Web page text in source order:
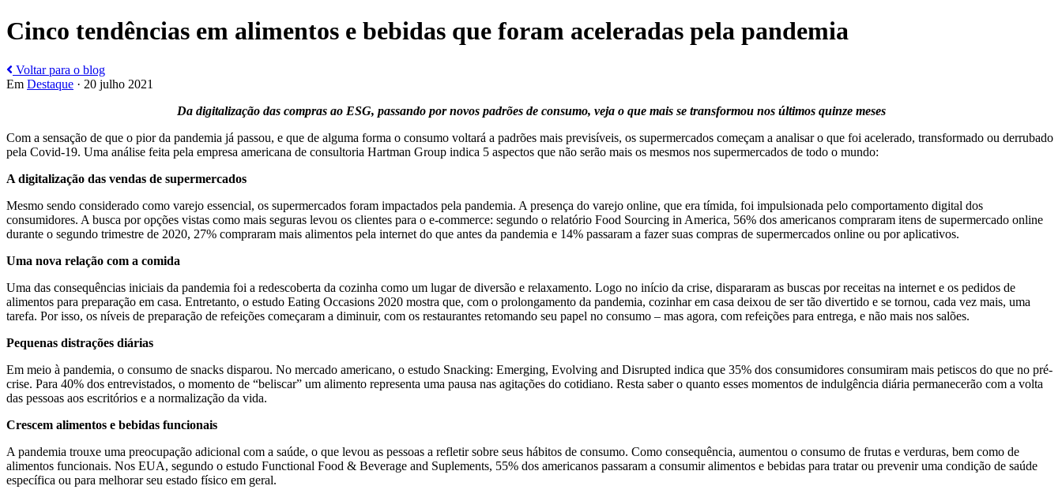
Cinco tendências em alimentos e bebidas que foram aceleradas pela pandemia
Voltar para o blog
Em Destaque · 20 julho 2021
Da digitalização das compras ao ESG, passando por novos padrões de consumo, veja o que mais se transformou nos últimos quinze meses
Com a sensação de que o pior da pandemia já passou, e que de alguma forma o consumo voltará a padrões mais previsíveis, os supermercados começam a analisar o que foi acelerado, transformado ou derrubado
pela Covid-19. Uma análise feita pela empresa americana de consultoria Hartman Group indica 5 aspectos que não serão mais os mesmos nos supermercados de todo o mundo:
A digitalização das vendas de supermercados
Mesmo sendo considerado como varejo essencial, os supermercados foram impactados pela pandemia. A presença do varejo online, que era tímida, foi impulsionada pelo comportamento digital dos
consumidores. A busca por opções vistas como mais seguras levou os clientes para o e-commerce: segundo o relatório Food Sourcing in America, 56% dos americanos compraram itens de supermercado online
durante o segundo trimestre de 2020, 27% compraram mais alimentos pela internet do que antes da pandemia e 14% passaram a fazer suas compras de supermercados online ou por aplicativos.
Uma nova relação com a comida
Uma das consequências iniciais da pandemia foi a redescoberta da cozinha como um lugar de diversão e relaxamento. Logo no início da crise, dispararam as buscas por receitas na internet e os pedidos de
alimentos para preparação em casa. Entretanto, o estudo Eating Occasions 2020 mostra que, com o prolongamento da pandemia, cozinhar em casa deixou de ser tão divertido e se tornou, cada vez mais, uma
tarefa. Por isso, os níveis de preparação de refeições começaram a diminuir, com os restaurantes retomando seu papel no consumo – mas agora, com refeições para entrega, e não mais nos salões.
Pequenas distrações diárias
Em meio à pandemia, o consumo de snacks disparou. No mercado americano, o estudo Snacking: Emerging, Evolving and Disrupted indica que 35% dos consumidores consumiram mais petiscos do que no pré-
crise. Para 40% dos entrevistados, o momento de “beliscar” um alimento representa uma pausa nas agitações do cotidiano. Resta saber o quanto esses momentos de indulgência diária permanecerão com a volta
das pessoas aos escritórios e a normalização da vida.
Crescem alimentos e bebidas funcionais
A pandemia trouxe uma preocupação adicional com a saúde, o que levou as pessoas a refletir sobre seus hábitos de consumo. Como consequência, aumentou o consumo de frutas e verduras, bem como de
alimentos funcionais. Nos EUA, segundo o estudo Functional Food & Beverage and Suplements, 55% dos americanos passaram a consumir alimentos e bebidas para tratar ou prevenir uma condição de saúde
específica ou para melhorar seu estado físico em geral.